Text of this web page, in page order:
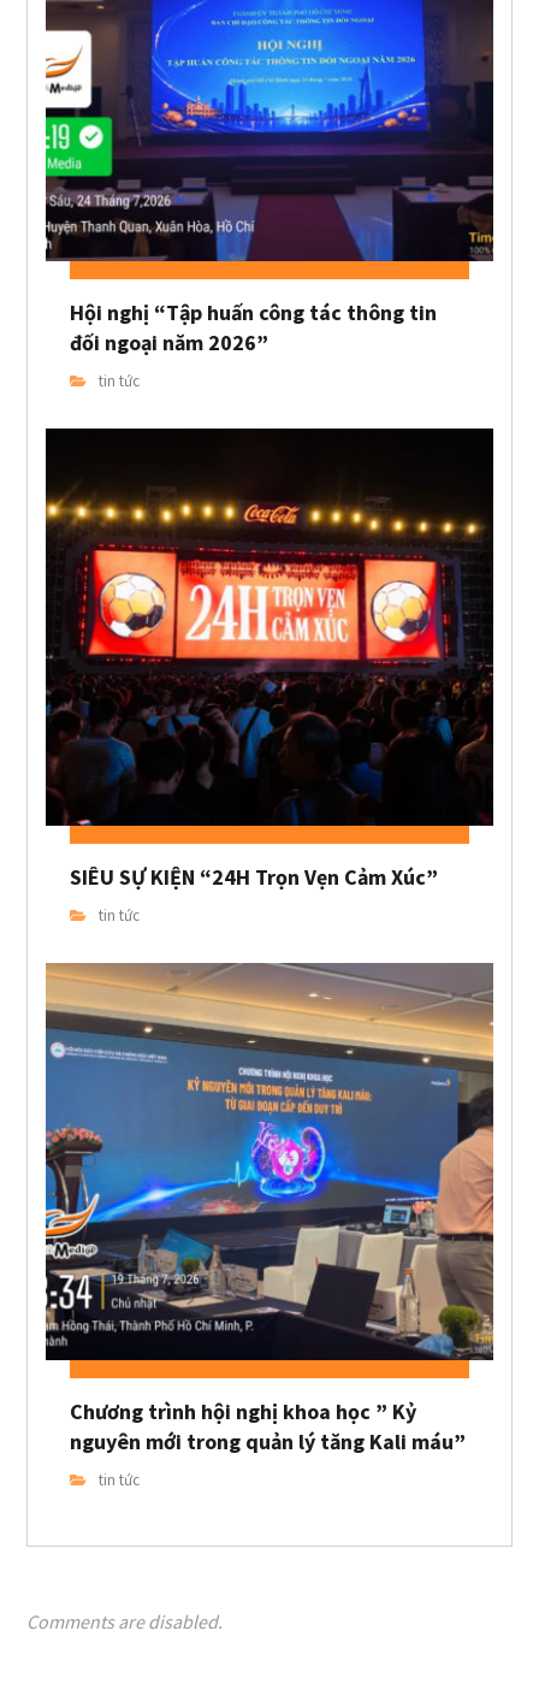
Hội nghị “Tập huấn công tác thông tin
đối ngoại năm 2026”
tin tức
SIÊU SỰ KIỆN “24H Trọn Vẹn Cảm Xúc”
tin tức
Chương trình hội nghị khoa học ” Kỷ
nguyên mới trong quản lý tăng Kali máu”
tin tức
Comments are disabled.